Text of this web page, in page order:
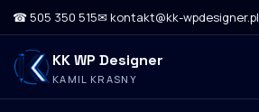
☎ 505 350 515✉ kontakt@kk-wpdesigner.pl
KK WP Designer
KAMIL KRASNY